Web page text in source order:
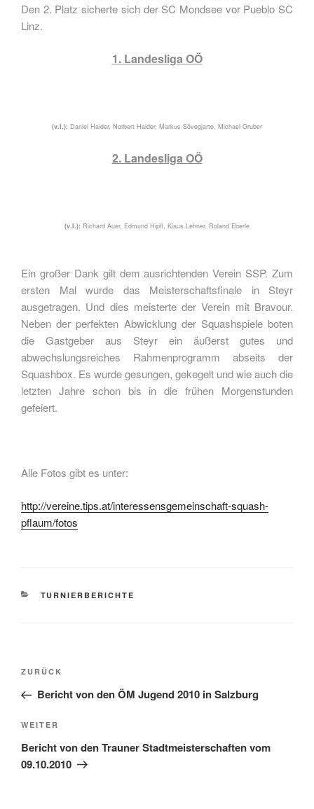
Den 2. Platz sicherte sich der SC Mondsee vor Pueblo SC
Linz.
1. Landesliga OÖ
(v.l.): Daniel Haider, Norbert Haider, Markus Sövegjarto, Michael Gruber
2. Landesliga OÖ
(v.l.): Richard Auer, Edmund Hipfl, Klaus Lehner, Roland Eberle
Ein großer Dank gilt dem ausrichtenden Verein SSP. Zum
ersten Mal wurde das Meisterschaftsfinale in Steyr
ausgetragen. Und dies meisterte der Verein mit Bravour.
Neben der perfekten Abwicklung der Squashspiele boten
die Gastgeber aus Steyr ein äußerst gutes und
abwechslungsreiches Rahmenprogramm abseits der
Squashbox. Es wurde gesungen, gekegelt und wie auch die
letzten Jahre schon bis in die frühen Morgenstunden
gefeiert.
Alle Fotos gibt es unter:
http://vereine.tips.at/interessensgemeinschaft-squash-
pflaum/fotos
KATEGORIEN
TURNIERBERICHTE
Beitragsnavigation
Vorheriger
Beitrag
ZURÜCK
Bericht von den ÖM Jugend 2010 in Salzburg
Nächster
Beitrag
WEITER
Bericht von den Trauner Stadtmeisterschaften vom
09.10.2010